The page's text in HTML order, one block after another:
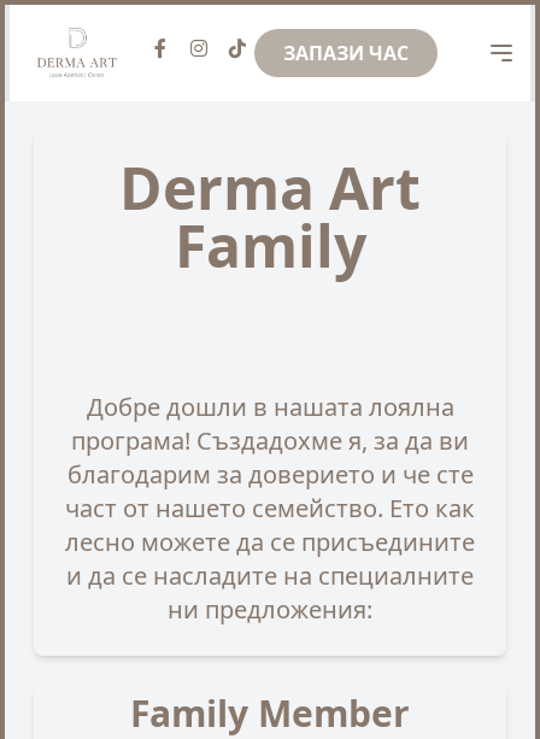
ЗАПАЗИ ЧАС
Derma Art
Family
Добре дошли в нашата лоялна
програма! Създадохме я, за да ви
благодарим за доверието и че сте
част от нашето семейство. Ето как
лесно можете да се присъедините
и да се насладите на специалните
ни предложения:
Family Member